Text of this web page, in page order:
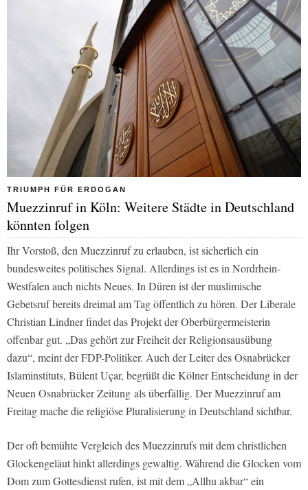
TRIUMPH FÜR ERDOGAN
Muezzinruf in Köln: Weitere Städte in Deutschland
könnten folgen
Ihr Vorstoß, den Muezzinruf zu erlauben, ist sicherlich ein
bundesweites politisches Signal. Allerdings ist es in Nordrhein-
Westfalen auch nichts Neues. In Düren ist der muslimische
Gebetsruf bereits dreimal am Tag öffentlich zu hören. Der Liberale
Christian Lindner findet das Projekt der Oberbürgermeisterin
offenbar gut. „Das gehört zur Freiheit der Religionsausübung
dazu“, meint der FDP-Politiker. Auch der Leiter des Osnabrücker
Islaminstituts, Bülent Uçar, begrüßt die Kölner Entscheidung in der
Neuen Osnabrücker Zeitung als überfällig. Der Muezzinruf am
Freitag mache die religiöse Pluralisierung in Deutschland sichtbar.
Der oft bemühte Vergleich des Muezzinrufs mit dem christlichen
Glockengeläut hinkt allerdings gewaltig. Während die Glocken vom
Dom zum Gottesdienst rufen, ist mit dem „Allhu akbar“ ein